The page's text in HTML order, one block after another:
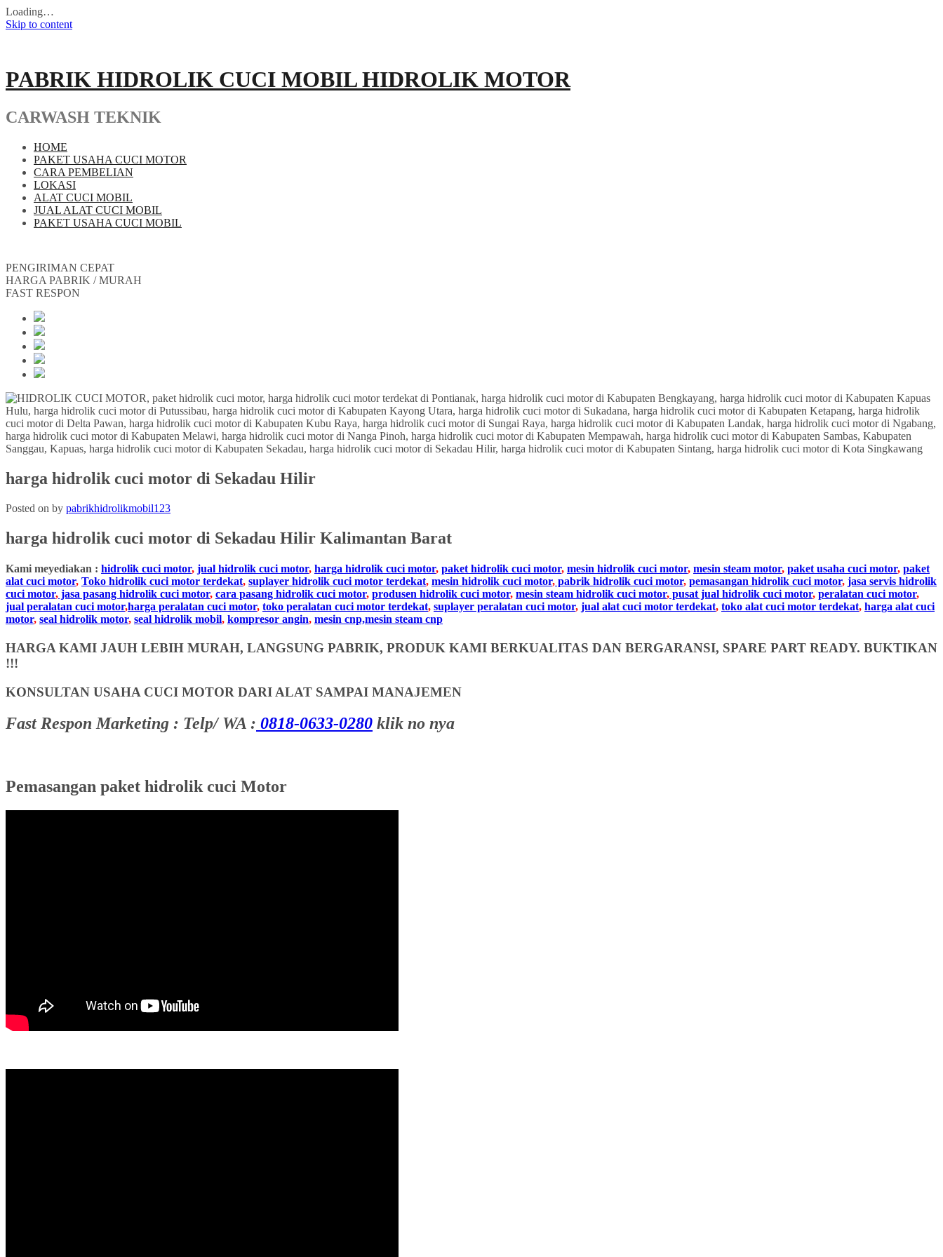
Loading…
Skip to content
PABRIK HIDROLIK CUCI MOBIL HIDROLIK MOTOR
CARWASH TEKNIK
HOME
PAKET USAHA CUCI MOTOR
CARA PEMBELIAN
LOKASI
ALAT CUCI MOBIL
JUAL ALAT CUCI MOBIL
PAKET USAHA CUCI MOBIL
PENGIRIMAN CEPAT
HARGA PABRIK / MURAH
FAST RESPON
harga hidrolik cuci motor di Sekadau Hilir
Posted on by pabrikhidrolikmobil123
harga hidrolik cuci motor di Sekadau Hilir Kalimantan Barat
Kami meyediakan : hidrolik cuci motor, jual hidrolik cuci motor, harga hidrolik cuci motor, paket hidrolik cuci motor, mesin hidrolik cuci motor, mesin steam motor, paket usaha cuci motor, paket
alat cuci motor, Toko hidrolik cuci motor terdekat, suplayer hidrolik cuci motor terdekat, mesin hidrolik cuci motor, pabrik hidrolik cuci motor, pemasangan hidrolik cuci motor, jasa servis hidrolik
cuci motor, jasa pasang hidrolik cuci motor, cara pasang hidrolik cuci motor, produsen hidrolik cuci motor, mesin steam hidrolik cuci motor, pusat jual hidrolik cuci motor, peralatan cuci motor,
jual peralatan cuci motor,harga peralatan cuci motor, toko peralatan cuci motor terdekat, suplayer peralatan cuci motor, jual alat cuci motor terdekat, toko alat cuci motor terdekat, harga alat cuci
motor, seal hidrolik motor, seal hidrolik mobil, kompresor angin, mesin cnp,mesin steam cnp
HARGA KAMI JAUH LEBIH MURAH, LANGSUNG PABRIK, PRODUK KAMI BERKUALITAS DAN BERGARANSI, SPARE PART READY. BUKTIKAN
!!!
KONSULTAN USAHA CUCI MOTOR DARI ALAT SAMPAI MANAJEMEN
Fast Respon Marketing : Telp/ WA : 0818-0633-0280 klik no nya
Pemasangan paket hidrolik cuci Motor